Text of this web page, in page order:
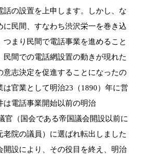
話の設置を上申します。しかし、な
に民間、すなわち渋沢栄一を巻き込
つまり民間で電話事業を進めること
民間での電話網設置の動きが現れた
意志決定を促進することになったの
は官業として明治23（1890）年に営
は電話事業開始以前の明治
官（国会である帝国議会開設以前に
老院の議員）に選ばれ転出しました
開設により、その役目を終え、明治